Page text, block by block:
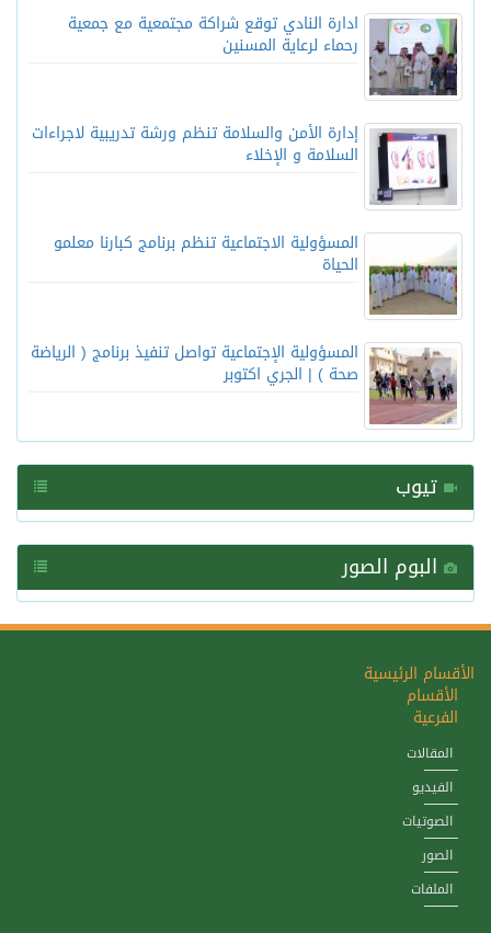
ادارة النادي توقع شراكة مجتمعية مع جمعية
رحماء لرعاية المسنين
إدارة الأمن والسلامة تنظم ورشة تدريبية لاجراءات
السلامة و الإخلاء
المسؤولية الاجتماعية تنظم برنامج كبارنا معلمو
الحياة
المسؤولية الإجتماعية تواصل تنفيذ برنامج ( الرياضة
صحة ) | الجري اكتوبر
تيوب
البوم الصور
الأقسام الرئيسية
الأقسام
الفرعية
المقالات
الفيديو
الصوتيات
الصور
الملفات